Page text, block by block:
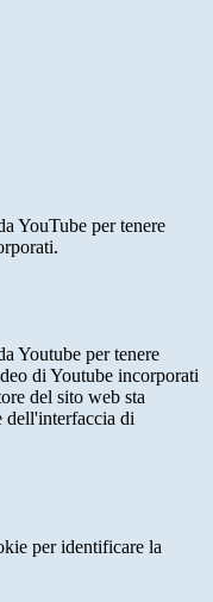
YouTube per tenere
Youtube per tenere
di Youtube incorporati
del sito web sta
dell'interfaccia di
per identificare la